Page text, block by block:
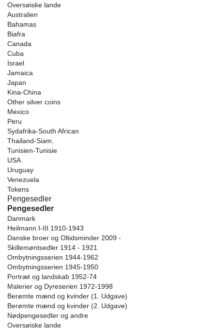
Oversøiske lande
Australien
Bahamas
Biafra
Canada
Cuba
Israel
Jamaica
Japan
Kina-China
Other silver coins
Mexico
Peru
Sydafrika-South African
Thailand-Siam.
Tunisien-Tunisie
USA
Uruguay
Venezuela
Tokens
Pengesedler
Pengesedler
Danmark
Heilmann I-III 1910-1943
Danske broer og Oltidsminder 2009 -
Skillemøntsedler 1914 - 1921
Ombytningsserien 1944-1962
Ombytningsserien 1945-1950
Portræt og landskab 1952-74
Malerier og Dyreserien 1972-1998
Berømte mænd og kvinder (1. Udgave)
Berømte mænd og kvinder (2. Udgave)
Nødpengesedler og andre
Oversøiske lande